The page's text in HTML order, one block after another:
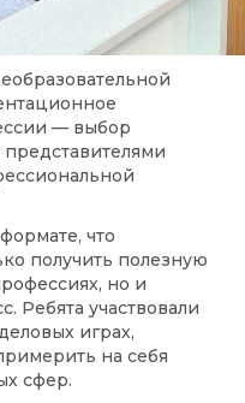
— выбор
, что
получить полезную
но и
Ребята участвовали
играх,
на себя
сфер.